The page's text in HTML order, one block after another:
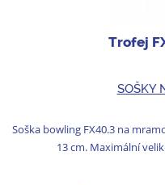
Trofej
SOŠKY
Soška bowling FX40.3 na
13 cm. Maximální